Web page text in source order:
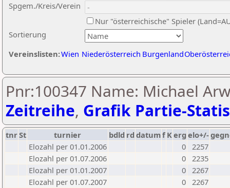
Sortierung
Spgem./Kreis/Verein
Nur "österreichische" Spieler
Vereinslisten:Wien Niederösterreich Burgenland
Pnr:100347 Name: Michael
Zeitreihe, Grafik Partie-
tnrSt turnier bdld rd datumf Kerg elo+/-
Elozahl per 01.01.2006
0 2257
Elozahl per 01.07.2006
0 2235
Elozahl per 01.01.2007
0 2267
Elozahl per 01.07.2007
0 2267